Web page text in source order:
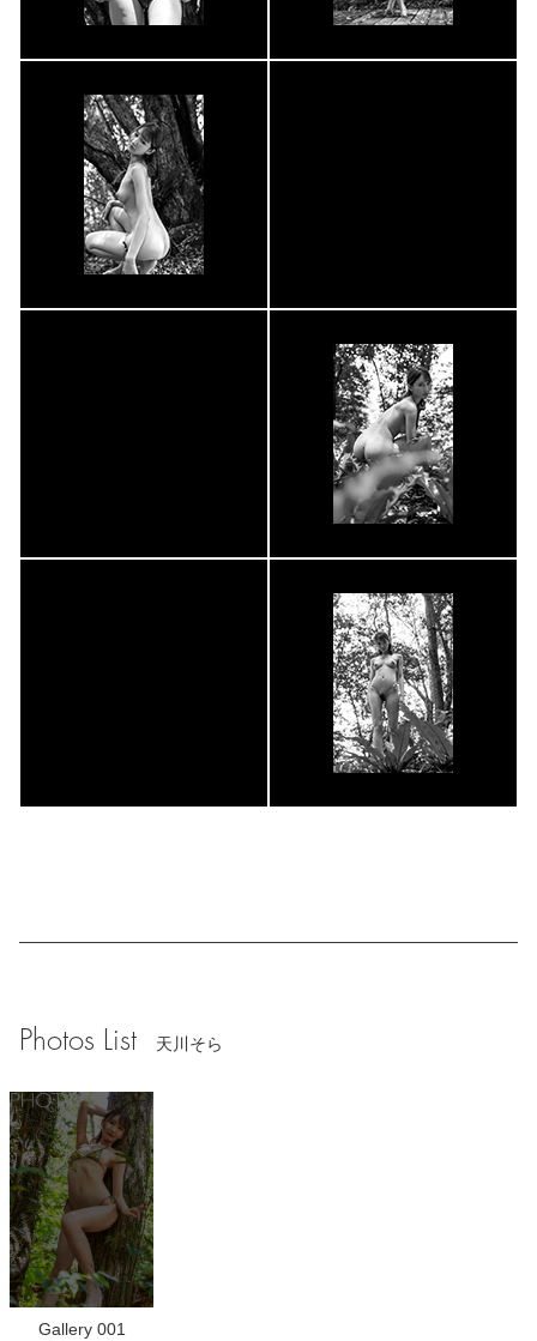
Photos List 天川そら
Gallery 001